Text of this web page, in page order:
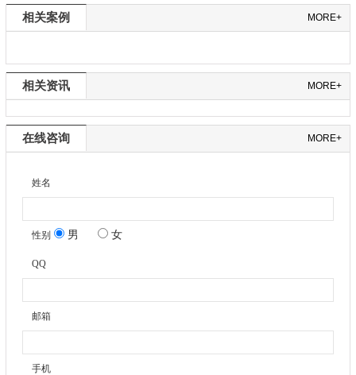
MORE+
相关案例
MORE+
相关资讯
MORE+
在线咨询
姓名
性别 男 女
QQ
邮箱
手机